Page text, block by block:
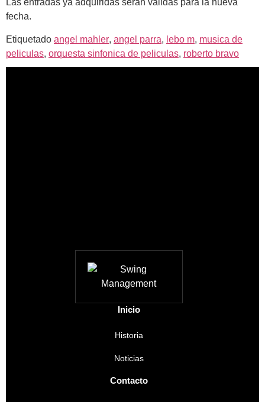
Las entradas ya adquiridas serán válidas para la nueva
fecha.
Etiquetado angel mahler, angel parra, lebo m, musica de
peliculas, orquesta sinfonica de peliculas, roberto bravo
Inicio
Historia
Noticias
Contacto